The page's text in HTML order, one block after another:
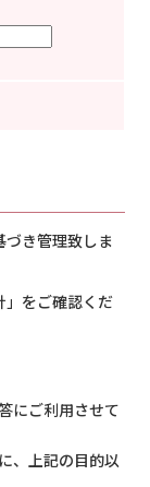
き管理致しま
」をご確認くだ
にご利用させて
、上記の目的以